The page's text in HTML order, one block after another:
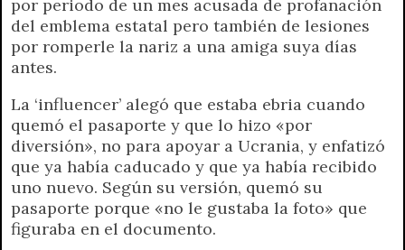
por periodo de un mes acusada de profanación
del emblema estatal pero también de lesiones
por romperle la nariz a una amiga suya días
antes.
La ‘influencer’ alegó que estaba ebria cuando
quemó el pasaporte y que lo hizo «por
diversión», no para apoyar a Ucrania, y enfatizó
que ya había caducado y que ya había recibido
uno nuevo. Según su versión, quemó su
pasaporte porque «no le gustaba la foto» que
figuraba en el documento.